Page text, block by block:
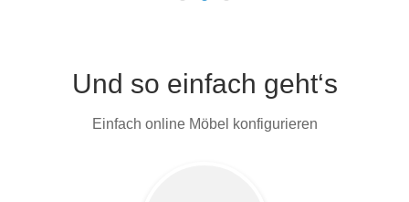
Und so einfach geht‘s
Einfach online Möbel konfigurieren